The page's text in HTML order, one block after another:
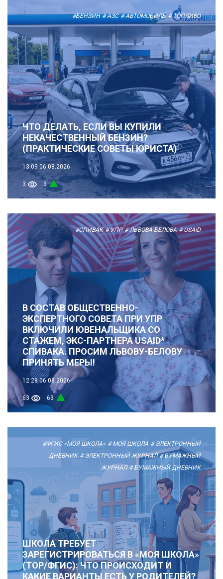
#БЕНЗИН # АЗС # АВТОМОБИЛЬ # ТОПЛИВО
ЧТО ДЕЛАТЬ, ЕСЛИ ВЫ КУПИЛИ
НЕКАЧЕСТВЕННЫЙ БЕНЗИН?
(ПРАКТИЧЕСКИЕ СОВЕТЫ ЮРИСТА)
13:09 06.08.2026
3 3
#СПИВАК # УПР # ЛЬВОВА-БЕЛОВА # USAID
В СОСТАВ ОБЩЕСТВЕННО-
ЭКСПЕРТНОГО СОВЕТА ПРИ УПР
ВКЛЮЧИЛИ ЮВЕНАЛЬЩИКА СО
СТАЖЕМ, ЭКС-ПАРТНЕРА USAID*
СПИВАКА. ПРОСИМ ЛЬВОВУ-БЕЛОВУ
ПРИНЯТЬ МЕРЫ!
12:28 06.08.2026
63 63
#ФГИС «МОЯ ШКОЛА» # МОЯ ШКОЛА # ЭЛЕКТРОННЫЙ
ДНЕВНИК # ЭЛЕКТРОННЫЙ ЖУРНАЛ # БУМАЖНЫЙ
ЖУРНАЛ # БУМАЖНЫЙ ДНЕВНИК
ШКОЛА ТРЕБУЕТ
ЗАРЕГИСТРИРОВАТЬСЯ В «МОЯ ШКОЛА»
(ТОР/ФГИС): ЧТО ПРОИСХОДИТ И
КАКИЕ ВАРИАНТЫ ЕСТЬ У РОДИТЕЛЕЙ?